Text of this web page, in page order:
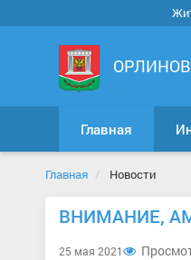
Главная
Главная Новости
ВНИМАНИЕ,
25 мая 2021